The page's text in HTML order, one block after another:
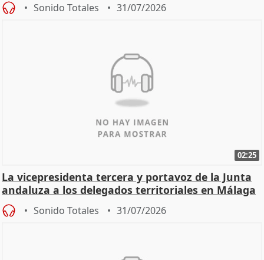
Sonido Totales 31/07/2026
02:25
La vicepresidenta tercera y portavoz de la Junta
andaluza a los delegados territoriales en Málaga
Sonido Totales 31/07/2026